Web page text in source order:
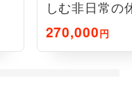
しむ非日常の
270,000円